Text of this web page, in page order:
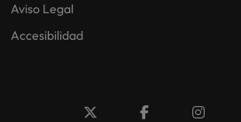
Aviso Legal
Accesibilidad